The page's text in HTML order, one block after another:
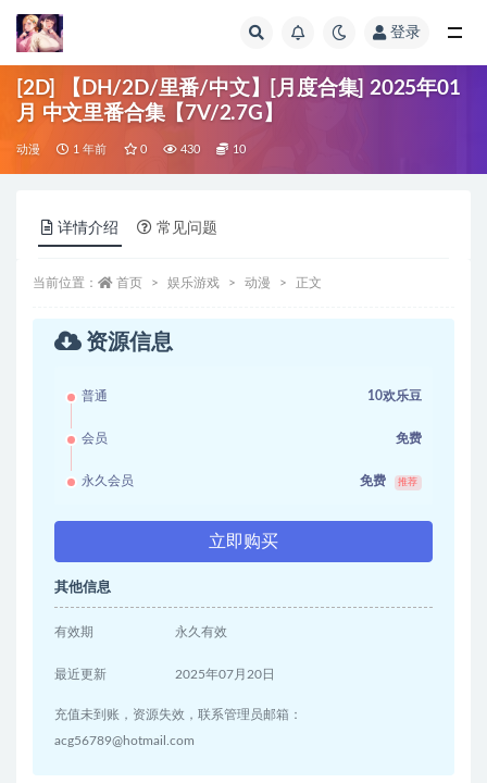
登录
[2D] 【DH/2D/里番/中文】[月度合集] 2025年01
月 中文里番合集【7V/2.7G】
动漫 1 年前 0 430 10
详情介绍 常见问题
当前位置： 首页 娱乐游戏 动漫 正文
资源信息
普通 10欢乐豆
会员 免费
永久会员 免费 推荐
立即购买
其他信息
有效期 永久有效
最近更新 2025年07月20日
充值未到账，资源失效，联系管理员邮箱：
acg56789@hotmail.com